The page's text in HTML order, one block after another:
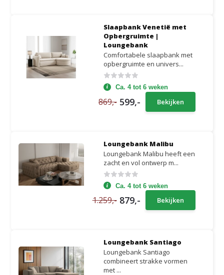
Slaapbank Venetië met
Opbergruimte |
Loungebank
Comfortabele slaapbank met
opbergruimte en univers...
Ca. 4 tot 6 weken
869,- 599,- Bekijken
Loungebank Malibu
Loungebank Malibu heeft een
zacht en vol ontwerp m...
Ca. 4 tot 6 weken
1.259,- 879,- Bekijken
Loungebank Santiago
Loungebank Santiago
combineert strakke vormen
met ...